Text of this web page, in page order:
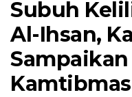
Subuh
Al-Ihsan,
Sampaikan
Kamtibmas